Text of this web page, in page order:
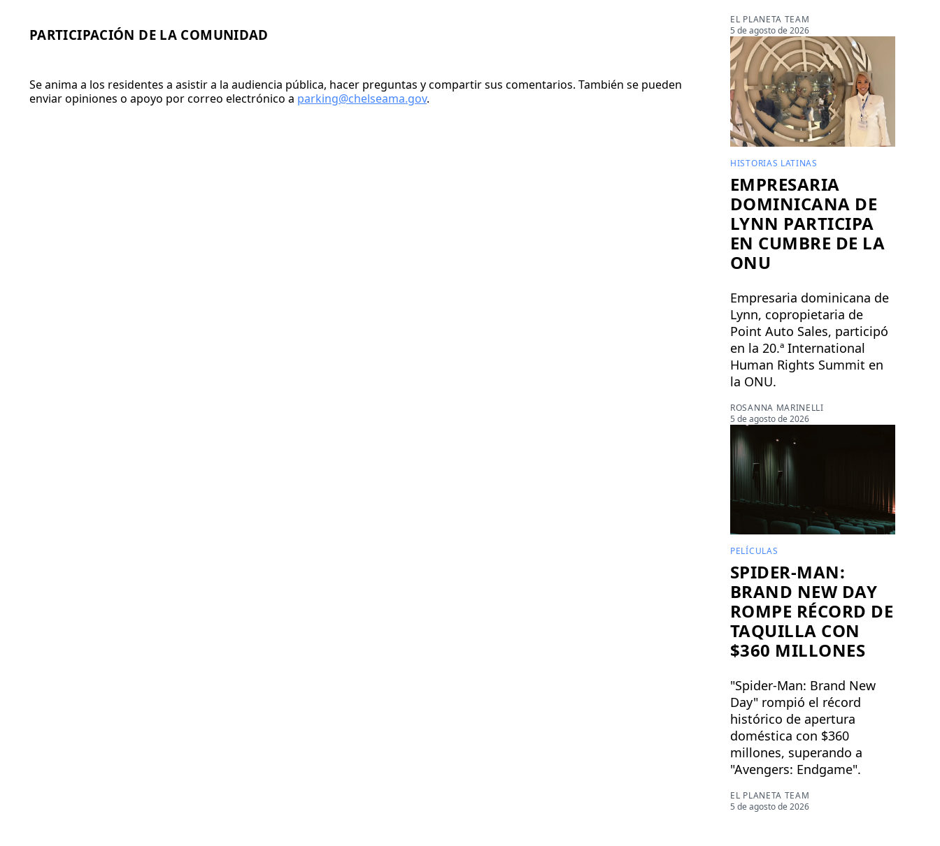
PARTICIPACIÓN DE LA COMUNIDAD
Se anima a los residentes a asistir a la audiencia pública, hacer preguntas y compartir sus comentarios. También se pueden
enviar opiniones o apoyo por correo electrónico a parking@chelseama.gov.
EL PLANETA TEAM
5 de agosto de 2026
HISTORIAS LATINAS
EMPRESARIA
DOMINICANA DE
LYNN PARTICIPA
EN CUMBRE DE LA
ONU
Empresaria dominicana de
Lynn, copropietaria de
Point Auto Sales, participó
en la 20.ª International
Human Rights Summit en
la ONU.
ROSANNA MARINELLI
5 de agosto de 2026
PELÍCULAS
SPIDER-MAN:
BRAND NEW DAY
ROMPE RÉCORD DE
TAQUILLA CON
$360 MILLONES
"Spider-Man: Brand New
Day" rompió el récord
histórico de apertura
doméstica con $360
millones, superando a
"Avengers: Endgame".
EL PLANETA TEAM
5 de agosto de 2026